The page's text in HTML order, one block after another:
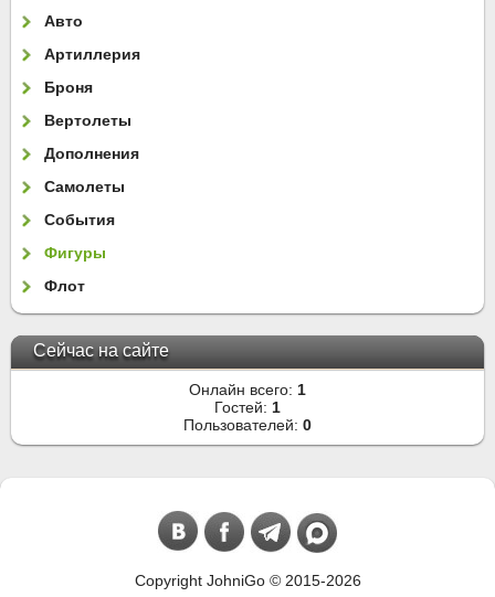
Авто
Артиллерия
Броня
Вертолеты
Дополнения
Самолеты
События
Фигуры
Флот
Сейчас на сайте
Онлайн всего: 1
Гостей: 1
Пользователей: 0
Copyright JohniGo © 2015-2026